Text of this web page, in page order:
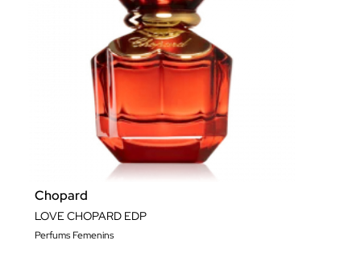
Chopard
LOVE CHOPARD EDP
Perfums Femenins